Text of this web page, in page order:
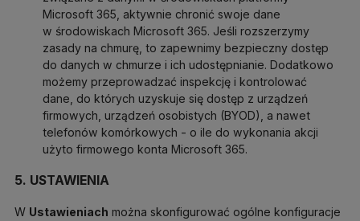
Microsoft 365, aktywnie chronić swoje dane
w środowiskach Microsoft 365. Jeśli rozszerzymy
zasady na chmurę, to zapewnimy bezpieczny dostęp
do danych w chmurze i ich udostępnianie. Dodatkowo
możemy przeprowadzać inspekcję i kontrolować
dane, do których uzyskuje się dostęp z urządzeń
firmowych, urządzeń osobistych (BYOD), a nawet
telefonów komórkowych - o ile do wykonania akcji
użyto firmowego konta Microsoft 365.
5. USTAWIENIA
W Ustawieniach można skonfigurować ogólne konfiguracje